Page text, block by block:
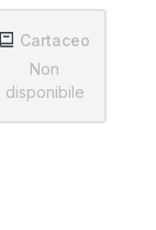
Cartaceo
Non
disponibile